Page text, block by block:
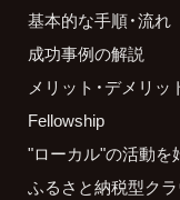
基本的な手順・流れ
成功事例の解説
メリット・デメリッ
Fellowship
"ローカル"の活動を
ふるさと納税型ク